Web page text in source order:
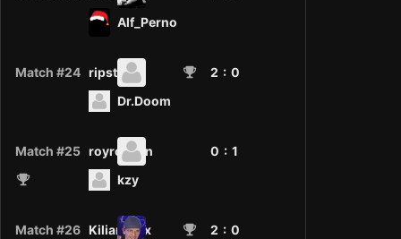
Alf_Perno
Match #24 ripster 2 : 0
Dr.Doom
Match #25 royrobsen 0 : 1
kzy
Match #26 KilianFelix 2 : 0